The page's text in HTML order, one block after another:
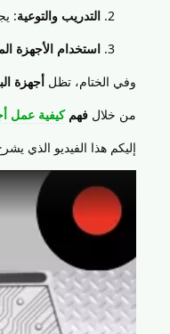
التدريب والتوعية:
استخدام الأجهزة
وفي الختام، تظل أجهزة
من خلال فهمكيفية عمل
إليكم هذا الفيديو الذي